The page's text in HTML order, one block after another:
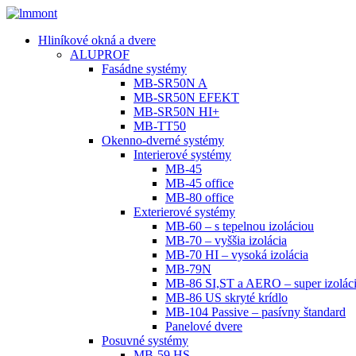
Hliníkové okná a dvere
ALUPROF
Fasádne systémy
MB-SR50N A
MB-SR50N EFEKT
MB-SR50N HI+
MB-TT50
Okenno-dverné systémy
Interierové systémy
MB-45
MB-45 office
MB-80 office
Exterierové systémy
MB-60 – s tepelnou izoláciou
MB-70 – vyššia izolácia
MB-70 HI – vysoká izolácia
MB-79N
MB-86 SI,ST a AERO – super
MB-86 US skryté krídlo
MB-104 Passive – pasívny štandard
Panelové dvere
Posuvné systémy